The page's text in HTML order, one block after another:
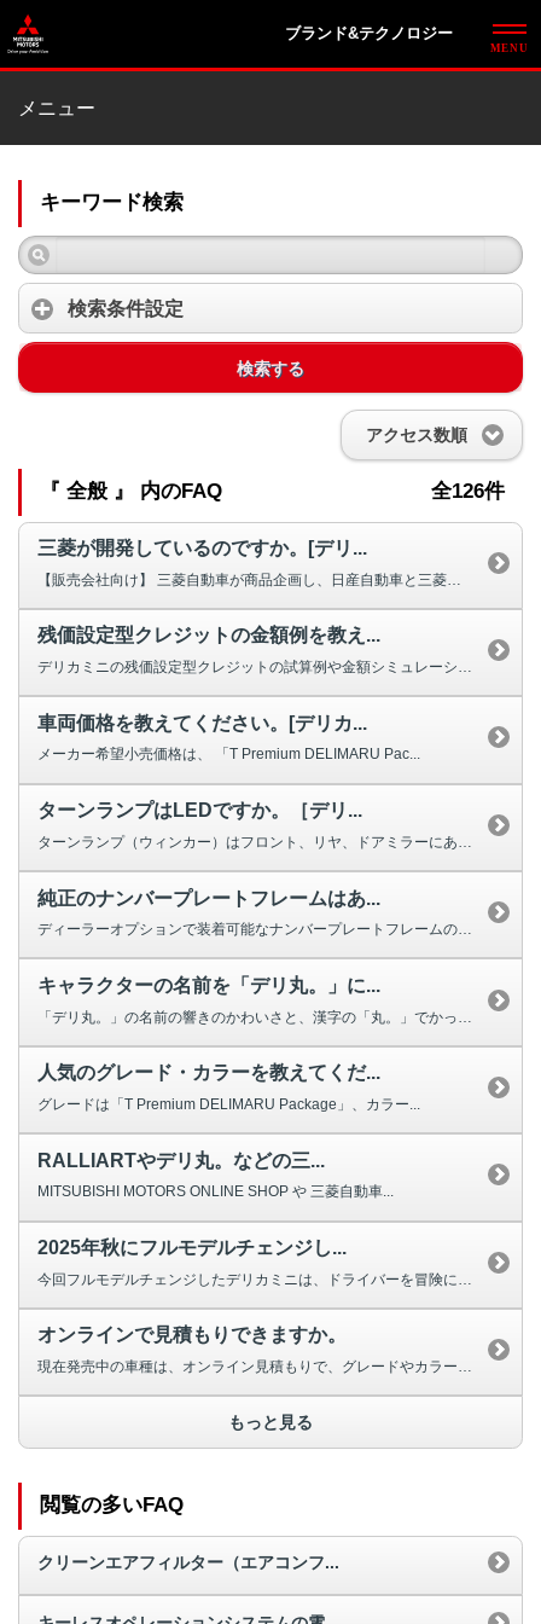
ブランド&テクノロジー
メニュー
キーワード検索
検索条件設定
検索する
アクセス数順
『 全般 』 内のFAQ 全126件
三菱が開発しているのですか。[デリ...
残価設定型クレジットの金額例を教え...
デリカミニの残価設定型クレジットの試算例や金額シミュレーションは、こちらの...
車両価格を教えてください。[デリカ...
メーカー希望小売価格は、 「T Premium DELIMARU Pac...
ターンランプはLEDですか。［デリ...
ターンランプ（ウィンカー）はフロント、リヤ、ドアミラーにあり、それぞれ以下...
純正のナンバープレートフレームはあ...
ディーラーオプションで装着可能なナンバープレートフレームの設定はございます...
キャラクターの名前を「デリ丸。」に...
人気のグレード・カラーを教えてくだ...
グレードは「T Premium DELIMARU Package」、カラー...
RALLIARTやデリ丸。などの三...
MITSUBISHI MOTORS ONLINE SHOP や 三菱自動車...
2025年秋にフルモデルチェンジし...
オンラインで見積もりできますか。
現在発売中の車種は、オンライン見積もりで、グレードやカラー、各種オプション...
もっと見る
閲覧の多いFAQ
クリーンエアフィルター（エアコンフ...